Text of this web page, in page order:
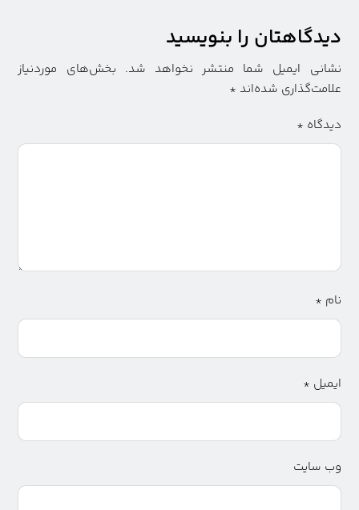
دیدگاهتان را بنویسید
نشانی ایمیل شما منتشر نخواهد شد. بخش‌های موردنیاز
علامت‌گذاری شده‌اند *
دیدگاه *
نام *
ایمیل *
وب‌ سایت